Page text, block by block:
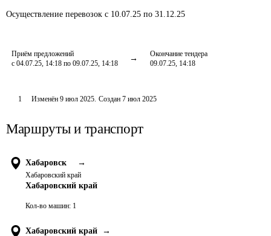
Осуществление перевозок с 10.07.25 по 31.12.25
Приём предложений
с 04.07.25, 14:18 по 09.07.25, 14:18
Окончание тендера
09.07.25, 14:18
1 Изменён 9 июл 2025. Создан 7 июл 2025
Маршруты и транспорт
Хабаровск →
Хабаровский край
Хабаровский край
Кол-во машин: 1
Хабаровский край
→